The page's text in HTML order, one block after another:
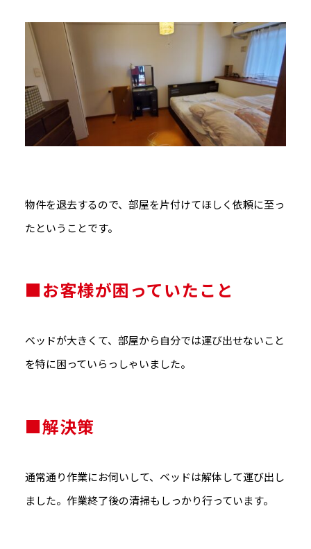
物件を退去するので、部屋を片付けてほしく依頼に至っ
たということです。
■お客様が困っていたこと
ベッドが大きくて、部屋から自分では運び出せないこと
を特に困っていらっしゃいました。
■解決策
通常通り作業にお伺いして、ベッドは解体して運び出し
ました。作業終了後の清掃もしっかり行っています。